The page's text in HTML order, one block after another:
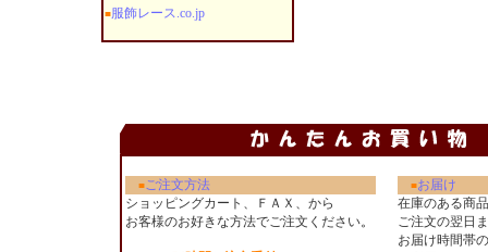
■服飾レース.co.jp
■ご注文方法 ■お届け
ショッピングカート、ＦＡＸ、から
お客様のお好きな方法でご注文ください。
在庫のある商
ご注文の翌日
お届け時間帯